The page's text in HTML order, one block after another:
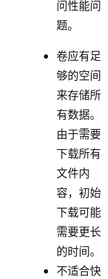
问性能问
题。
卷应有足
够的空间
来存储所
有数据。
由于需要
下载所有
文件内
容，初始
下载可能
需要更长
的时间。
不适合快